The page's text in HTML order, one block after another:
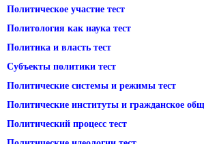
Политическое участие тест
Политология как наука тест
Политика и власть тест
Субъекты политики тест
Политические системы и режимы тест
Политические институты и гражданское
Политический процесс тест